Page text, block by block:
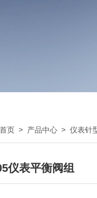
首页 > 产品中心 > 仪表针
仪表平衡阀组